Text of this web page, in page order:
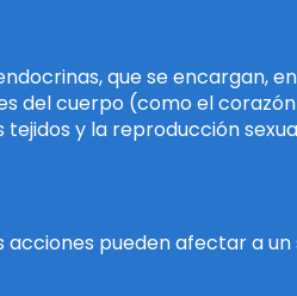
que se encargan,
del cuerpo (como el
y la reproducción
pueden afectar a